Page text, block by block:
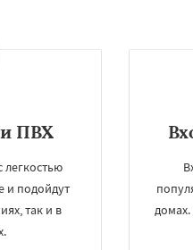
ПВХ
и подойдут
так и в